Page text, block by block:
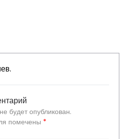
будет опубликован.
помечены *